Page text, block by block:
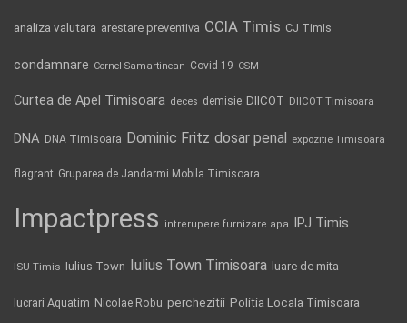
analiza valutara arestare preventiva CCIA Timis CJ Timis
condamnare Cornel Samartinean Covid-19 CSM
Curtea de Apel Timisoara deces demisie DIICOT DIICOT Timisoara
DNA DNA Timisoara Dominic Fritz dosar penal expozitie Timisoara
flagrant Gruparea de Jandarmi Mobila Timisoara
Impactpress intrerupere furnizare apa IPJ Timis
ISU Timis Iulius Town Iulius Town Timisoara luare de mita
lucrari Aquatim Nicolae Robu perchezitii Politia Locala Timisoara